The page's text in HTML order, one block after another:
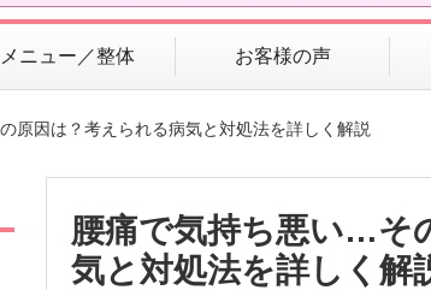
メニュー／整体 お客様の声
原因は？考えられる病気と対処法を詳しく解説
腰痛で気持ち悪い…そ
気と対処法を詳しく解